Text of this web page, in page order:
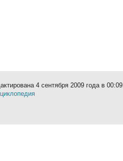
4 сентября 2009 года в 00:09.